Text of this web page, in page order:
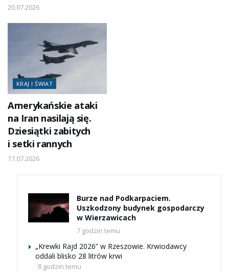
20.07.2026
KRAJ I ŚWIAT
Amerykańskie ataki
na Iran nasilają się.
Dziesiątki zabitych
i setki rannych
17.07.2026
Burze nad Podkarpaciem.
Uszkodzony budynek gospodarczy
w Wierzawicach
7 godzin temu
„Krewki Rajd 2026” w Rzeszowie. Krwiodawcy
oddali blisko 28 litrów krwi
8 godzin temu